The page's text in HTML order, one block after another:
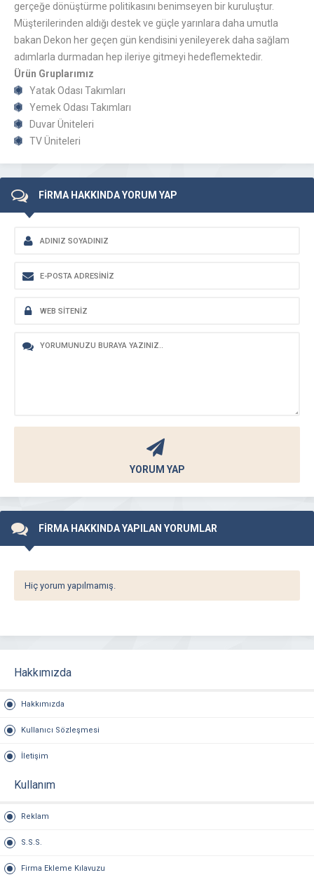
gerçeğe dönüştürme politikasını benimseyen bir kuruluştur.
Müşterilerinden aldığı destek ve güçle yarınlara daha umutla
bakan Dekon her geçen gün kendisini yenileyerek daha sağlam
adımlarla durmadan hep ileriye gitmeyi hedeflemektedir.
Ürün Gruplarımız
Yatak Odası Takımları
Yemek Odası Takımları
Duvar Üniteleri
TV Üniteleri
FİRMA HAKKINDA YORUM YAP
YORUM YAP
FİRMA HAKKINDA YAPILAN YORUMLAR
Hiç yorum yapılmamış.
Hakkımızda
Hakkımızda
Kullanıcı Sözleşmesi
İletişim
Kullanım
Reklam
S.S.S.
Firma Ekleme Kılavuzu